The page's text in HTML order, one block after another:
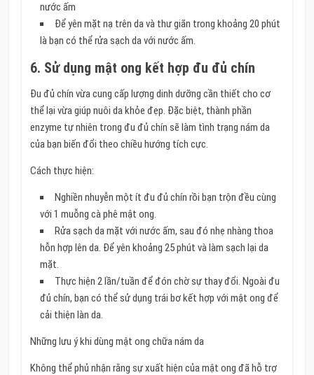
nước ấm
Để yên mặt nạ trên da và thư giãn trong khoảng 20 phút
là bạn có thể rửa sạch da với nước ấm.
6. Sử dụng mật ong kết hợp đu đủ chín
Đu đủ chín vừa cung cấp lượng dinh dưỡng cần thiết cho cơ
thể lại vừa giúp nuôi da khỏe đẹp. Đặc biệt, thành phần
enzyme tự nhiên trong đu đủ chín sẽ làm tình trạng nám da
của bạn biến đổi theo chiều hướng tích cực.
Cách thực hiện:
Nghiền nhuyễn một ít đu đủ chín rồi bạn trộn đều cùng
với 1 muỗng cà phê mật ong.
Rửa sạch da mặt với nước ấm, sau đó nhẹ nhàng thoa
hỗn hợp lên da. Để yên khoảng 25 phút và làm sạch lại da
mặt.
Thực hiện 2 lần/tuần để đón chờ sự thay đổi. Ngoài đu
đủ chín, bạn có thể sử dụng trái bơ kết hợp với mật ong để
cải thiện làn da.
Những lưu ý khi dùng mật ong chữa nám da
Không thể phủ nhận rằng sự xuất hiện của mật ong đã hỗ trợ